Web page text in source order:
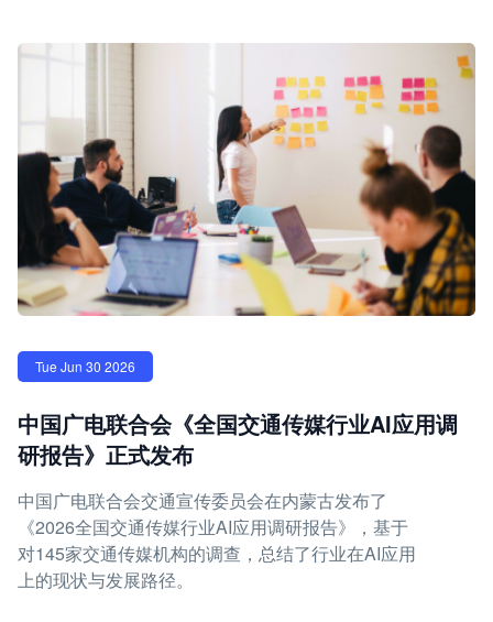
Tue Jun 30 2026
中国广电联合会《全国交通传媒行业AI应用调
研报告》正式发布
中国广电联合会交通宣传委员会在内蒙古发布了
《2026全国交通传媒行业AI应用调研报告》，基于
对145家交通传媒机构的调查，总结了行业在AI应用
上的现状与发展路径。